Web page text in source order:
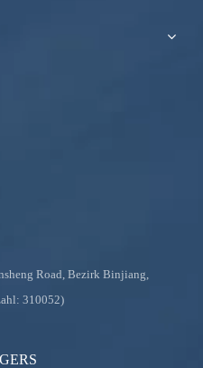
Road, Bezirk Binjiang,
310052)